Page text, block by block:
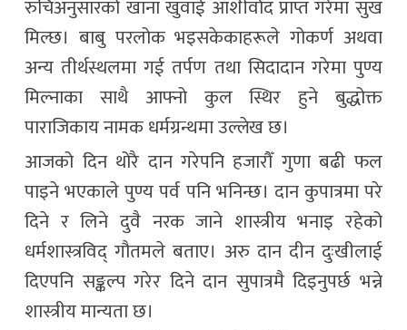
रुचिअनुसारको खाना खुवाई आशीर्वाद प्राप्त गरेमा सुख
मिल्छ। बाबु परलोक भइसकेकाहरूले गोकर्ण अथवा
अन्य तीर्थस्थलमा गई तर्पण तथा सिदादान गरेमा पुण्य
मिल्नाका साथै आफ्नो कुल स्थिर हुने बुद्धोक्त
पाराजिकाय नामक धर्मग्रन्थमा उल्लेख छ।
आजको दिन थोरै दान गरेपनि हजारौँ गुणा बढी फल
पाइने भएकाले पुण्य पर्व पनि भनिन्छ। दान कुपात्रमा परे
दिने र लिने दुवै नरक जाने शास्त्रीय भनाइ रहेको
धर्मशास्त्रविद् गौतमले बताए। अरु दान दीन दुःखीलाई
दिएपनि सङ्कल्प गरेर दिने दान सुपात्रमै दिइनुपर्छ भन्ने
शास्त्रीय मान्यता छ।